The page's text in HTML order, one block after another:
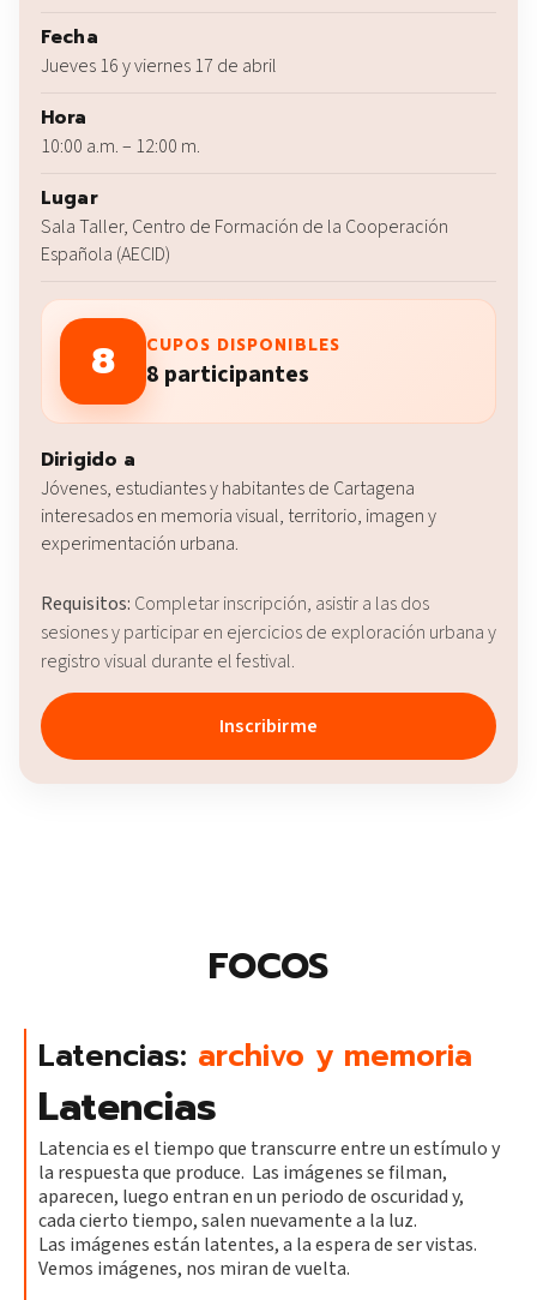
Fecha
Jueves 16 y viernes 17 de abril
Hora
10:00 a.m. – 12:00 m.
Lugar
Sala Taller, Centro de Formación de la Cooperación
Española (AECID)
8 CUPOS DISPONIBLES
8 participantes
Dirigido a
Jóvenes, estudiantes y habitantes de Cartagena
interesados en memoria visual, territorio, imagen y
experimentación urbana.
Requisitos: Completar inscripción, asistir a las dos
sesiones y participar en ejercicios de exploración urbana y
registro visual durante el festival.
Inscribirme
FOCOS
Latencias: archivo y memoria
Latencias
Latencia es el tiempo que transcurre entre un estímulo y
la respuesta que produce. Las imágenes se filman,
aparecen, luego entran en un periodo de oscuridad y,
cada cierto tiempo, salen nuevamente a la luz.
Las imágenes están latentes, a la espera de ser vistas.
Vemos imágenes, nos miran de vuelta.